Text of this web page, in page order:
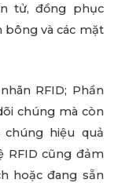
tử, đồng phục
bông và các mặt
RFID; Phần
chúng mà còn
hiệu quả
RFID cũng đảm
hoặc đang sẵn